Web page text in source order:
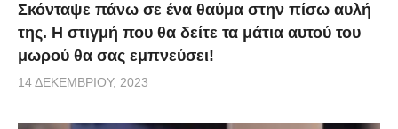
Σκόνταψε πάνω σε ένα θαύμα στην πίσω αυλή
της. Η στιγμή που θα δείτε τα μάτια αυτού του
μωρού θα σας εμπνεύσει!
14 ΔΕΚΕΜΒΡΊΟΥ, 2023